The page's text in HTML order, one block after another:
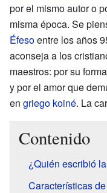
por el mismo autor o
misma época. Se
Éfesoentre los años
aconseja a los
maestros: por su
y por el amor que
en griego koiné. La
Contenido
¿Quién escribió
Características